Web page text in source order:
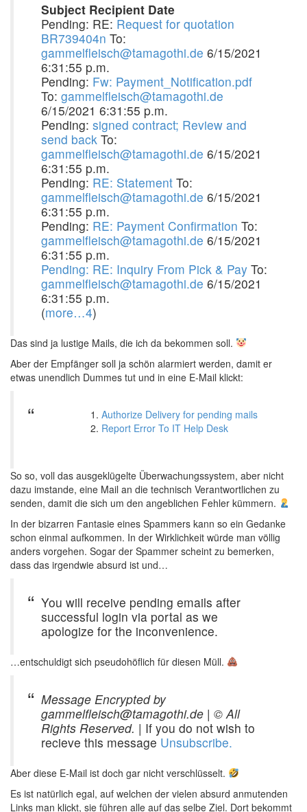
Subject Recipient Date
Pending: RE: Request for quotation
BR739404n To:
gammelfleisch@tamagothi.de 6/15/2021
6:31:55 p.m.
Pending: Fw: Payment_Notification.pdf
To: gammelfleisch@tamagothi.de
6/15/2021 6:31:55 p.m.
Pending: signed contract; Review and
send back To:
gammelfleisch@tamagothi.de 6/15/2021
6:31:55 p.m.
Pending: RE: Statement To:
gammelfleisch@tamagothi.de 6/15/2021
6:31:55 p.m.
Pending: RE: Payment Confirmation To:
gammelfleisch@tamagothi.de 6/15/2021
6:31:55 p.m.
Pending: RE: Inquiry From Pick & Pay To:
gammelfleisch@tamagothi.de 6/15/2021
6:31:55 p.m.
(more…4)
Das sind ja lustige Mails, die ich da bekommen soll.
Aber der Empfänger soll ja schön alarmiert werden, damit er
etwas unendlich Dummes tut und in eine E-Mail klickt:
Authorize Delivery for pending mails
Report Error To IT Help Desk
So so, voll das ausgeklügelte Überwachungssystem, aber nicht
dazu imstande, eine Mail an die technisch Verantwortlichen zu
senden, damit die sich um den angeblichen Fehler kümmern.
In der bizarren Fantasie eines Spammers kann so ein Gedanke
schon einmal aufkommen. In der Wirklichkeit würde man völlig
anders vorgehen. Sogar der Spammer scheint zu bemerken,
dass das irgendwie absurd ist und…
You will receive pending emails after
successful login via portal as we
apologize for the inconvenience.
…entschuldigt sich pseudohöflich für diesen Müll.
Message Encrypted by
gammelfleisch@tamagothi.de | © All
Rights Reserved. | If you do not wish to
recieve this message Unsubscribe.
Aber diese E-Mail ist doch gar nicht verschlüsselt.
Es ist natürlich egal, auf welchen der vielen absurd anmutenden
Links man klickt, sie führen alle auf das selbe Ziel. Dort bekommt